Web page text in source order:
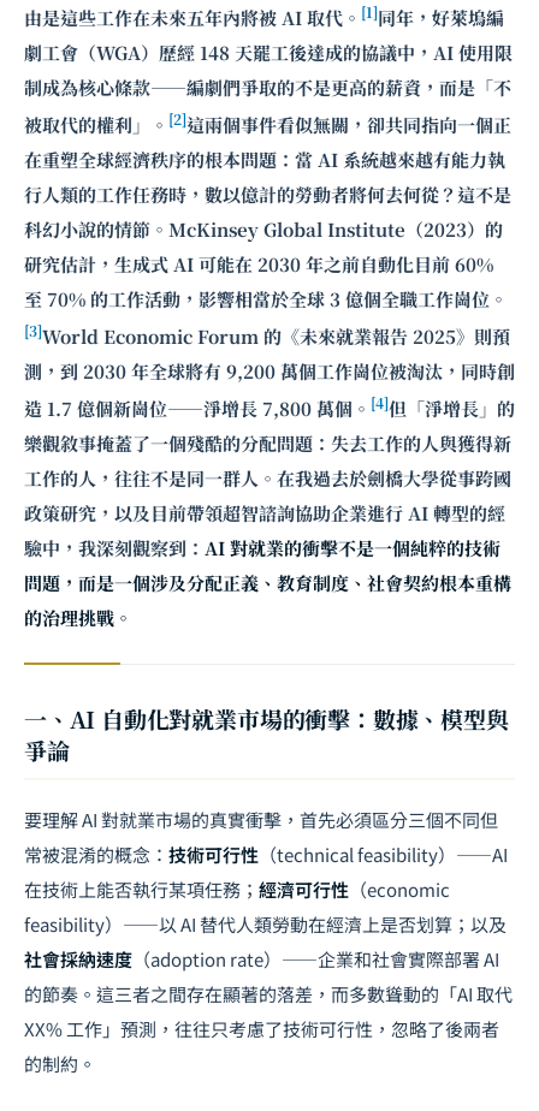
由是這些工作在未來五年內將被 AI 取代。 [1]同年，好萊塢編
劇工會（WGA）歷經 148 天罷工後達成的協議中，AI 使用限
制成為核心條款——編劇們爭取的不是更高的薪資，而是「不
被取代的權利」。 [2]這兩個事件看似無關，卻共同指向一個正
在重塑全球經濟秩序的根本問題：當 AI 系統越來越有能力執
行人類的工作任務時，數以億計的勞動者將何去何從？這不是
科幻小說的情節。McKinsey Global Institute（2023）的
研究估計，生成式 AI 可能在 2030 年之前自動化目前 60%
至 70% 的工作活動，影響相當於全球 3 億個全職工作崗位。
[3]World Economic Forum 的《未來就業報告 2025》則預
測，到 2030 年全球將有 9,200 萬個工作崗位被淘汰，同時創
造 1.7 億個新崗位——淨增長 7,800 萬個。 [4]但「淨增長」的
樂觀敘事掩蓋了一個殘酷的分配問題：失去工作的人與獲得新
工作的人，往往不是同一群人。在我過去於劍橋大學從事跨國
政策研究，以及目前帶領超智諮詢協助企業進行 AI 轉型的經
驗中，我深刻觀察到： AI 對就業的衝擊不是一個純粹的技術
問題，而是一個涉及分配正義、教育制度、社會契約根本重構
的治理挑戰。
一、AI 自動化對就業市場的衝擊：數據、模型與
爭論
要理解 AI 對就業市場的真實衝擊，首先必須區分三個不同但
常被混淆的概念： 技術可行性 （technical feasibility）——AI
在技術上能否執行某項任務； 經濟可行性 （economic
feasibility）——以 AI 替代人類勞動在經濟上是否划算；以及
社會採納速度 （adoption rate）——企業和社會實際部署 AI
的節奏。這三者之間存在顯著的落差，而多數聳動的「AI 取代
XX% 工作」預測，往往只考慮了技術可行性，忽略了後兩者
的制約。